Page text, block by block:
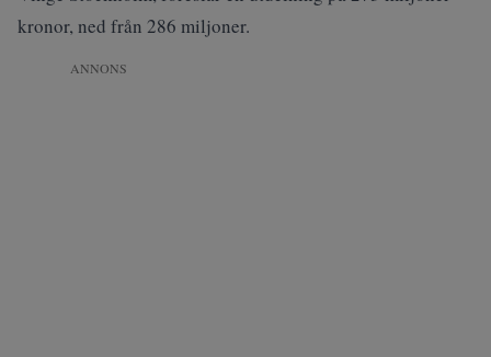
kronor, ned från 286 miljoner.
ANNONS